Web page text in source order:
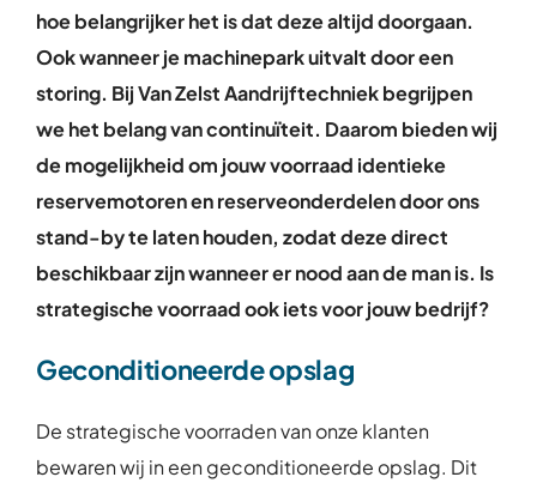
hoe belangrijker het is dat deze altijd doorgaan.
Ook wanneer je machinepark uitvalt door een
storing. Bij Van Zelst Aandrijftechniek begrijpen
we het belang van continuïteit. Daarom bieden wij
de mogelijkheid om jouw voorraad identieke
reservemotoren en reserveonderdelen door ons
stand-by te laten houden, zodat deze direct
beschikbaar zijn wanneer er nood aan de man is. Is
strategische voorraad ook iets voor jouw bedrijf?
Geconditioneerde opslag
De strategische voorraden van onze klanten
bewaren wij in een geconditioneerde opslag. Dit